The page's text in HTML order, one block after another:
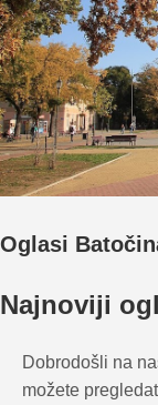
Oglasi
Najnoviji
Dobrodošli na
možete